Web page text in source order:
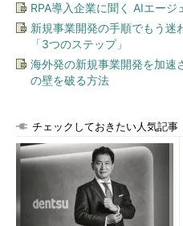
RPA導入企業に聞く AIエー
新規事業開発の手順でもう迷
「3つのステップ」
海外発の新規事業開発を加速
の壁を破る方法
チェックしておきたい人気記事